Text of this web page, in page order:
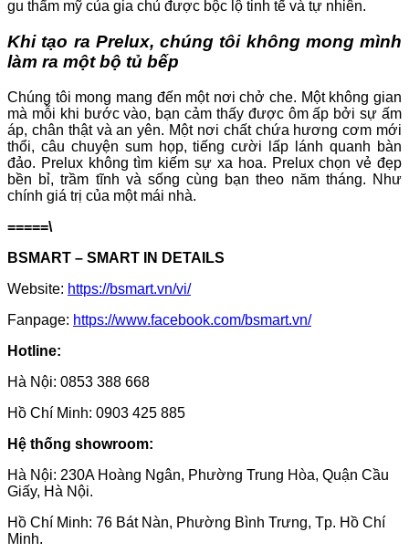
gu thẩm mỹ của gia chủ được bộc lộ tinh tế và tự nhiên.
Khi tạo ra Prelux, chúng tôi không mong mình
làm ra một bộ tủ bếp
Chúng tôi mong mang đến một nơi chở che. Một không gian
mà mỗi khi bước vào, bạn cảm thấy được ôm ấp bởi sự ấm
áp, chân thật và an yên. Một nơi chất chứa hương cơm mới
thổi, câu chuyện sum họp, tiếng cười lấp lánh quanh bàn
đảo. Prelux không tìm kiếm sự xa hoa. Prelux chọn vẻ đẹp
bền bỉ, trầm tĩnh và sống cùng bạn theo năm tháng. Như
chính giá trị của một mái nhà.
=====\
BSMART – SMART IN DETAILS
Website: https://bsmart.vn/vi/
Fanpage: https://www.facebook.com/bsmart.vn/
Hotline:
Hà Nội: 0853 388 668
Hồ Chí Minh: 0903 425 885
Hệ thống showroom:
Hà Nội: 230A Hoàng Ngân, Phường Trung Hòa, Quận Cầu
Giấy, Hà Nội.
Hồ Chí Minh: 76 Bát Nàn, Phường Bình Trưng, ​​​​Tp. Hồ Chí
Minh.